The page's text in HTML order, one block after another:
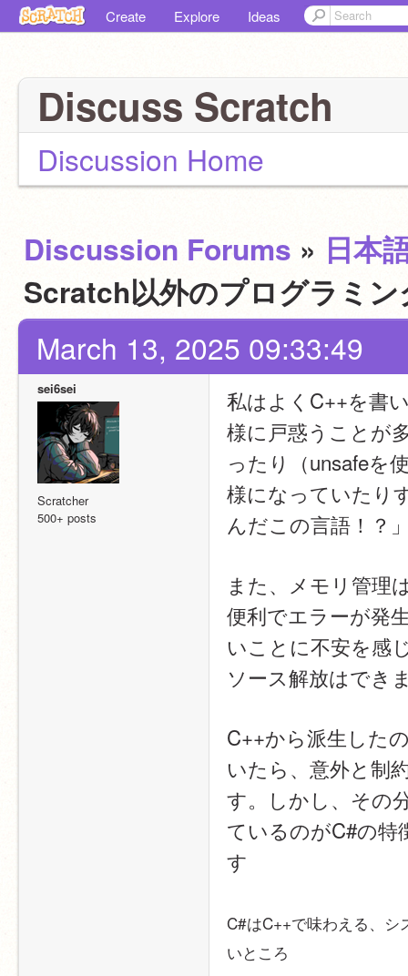
Create Explore Ideas
Discuss Scratch
Discussion Home
Discussion Forums » 日本
Scratch以外のプログラミ
March 13, 2025 09:33:49
sei6sei
Scratcher
500+ posts
私はよくC++を書
様に戸惑うことが
ったり（unsafeを
様になっていたり
んだこの言語！？
また、メモリ管理
便利でエラーが発
いことに不安を感
ソース解放はでき
C++から派生した
いたら、意外と制
す。しかし、その
ているのがC#の
す
C#はC++で味わえる、シ
いところ